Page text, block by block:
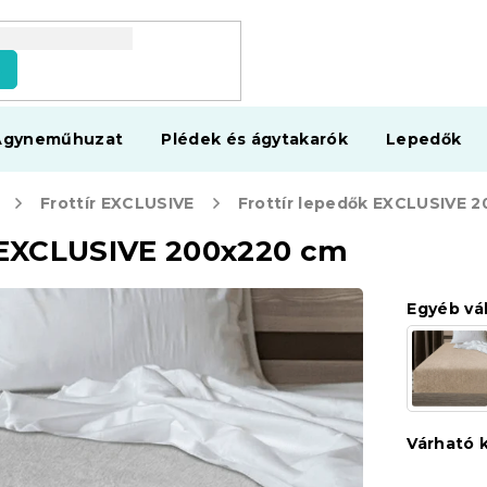
Plédek és ágytakarók Lepedők
Frottír EXCLUSIVE
200x220 cm
Egyéb
Várható